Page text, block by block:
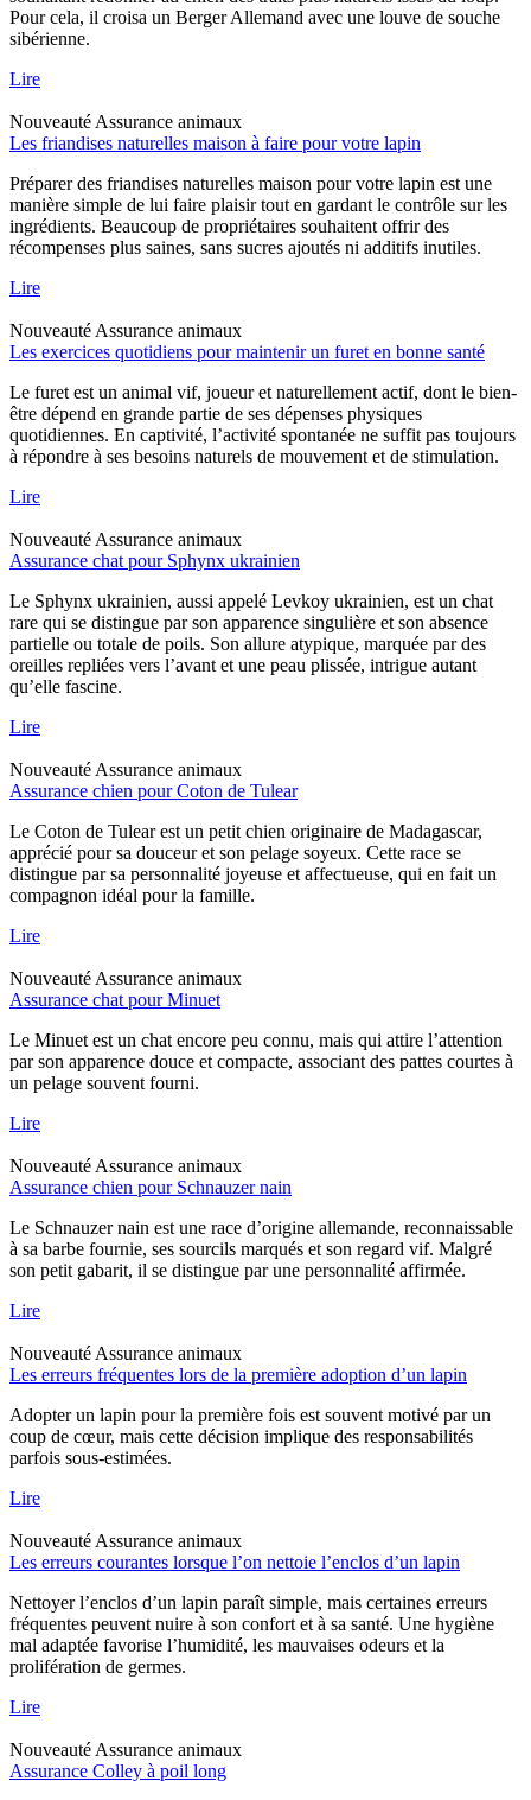
Pour cela, il croisa un Berger Allemand avec une louve de souche
sibérienne.
Lire
Nouveauté Assurance animaux
Les friandises naturelles maison à faire pour votre lapin
Préparer des friandises naturelles maison pour votre lapin est une
manière simple de lui faire plaisir tout en gardant le contrôle sur les
ingrédients. Beaucoup de propriétaires souhaitent offrir des
récompenses plus saines, sans sucres ajoutés ni additifs inutiles.
Lire
Nouveauté Assurance animaux
Les exercices quotidiens pour maintenir un furet en bonne santé
Le furet est un animal vif, joueur et naturellement actif, dont le bien-
être dépend en grande partie de ses dépenses physiques
quotidiennes. En captivité, l’activité spontanée ne suffit pas toujours
à répondre à ses besoins naturels de mouvement et de stimulation.
Lire
Nouveauté Assurance animaux
Assurance chat pour Sphynx ukrainien
Le Sphynx ukrainien, aussi appelé Levkoy ukrainien, est un chat
rare qui se distingue par son apparence singulière et son absence
partielle ou totale de poils. Son allure atypique, marquée par des
oreilles repliées vers l’avant et une peau plissée, intrigue autant
qu’elle fascine.
Lire
Nouveauté Assurance animaux
Assurance chien pour Coton de Tulear
Le Coton de Tulear est un petit chien originaire de Madagascar,
apprécié pour sa douceur et son pelage soyeux. Cette race se
distingue par sa personnalité joyeuse et affectueuse, qui en fait un
compagnon idéal pour la famille.
Lire
Nouveauté Assurance animaux
Assurance chat pour Minuet
Le Minuet est un chat encore peu connu, mais qui attire l’attention
par son apparence douce et compacte, associant des pattes courtes à
un pelage souvent fourni.
Lire
Nouveauté Assurance animaux
Assurance chien pour Schnauzer nain
Le Schnauzer nain est une race d’origine allemande, reconnaissable
à sa barbe fournie, ses sourcils marqués et son regard vif. Malgré
son petit gabarit, il se distingue par une personnalité affirmée.
Lire
Nouveauté Assurance animaux
Les erreurs fréquentes lors de la première adoption d’un lapin
Adopter un lapin pour la première fois est souvent motivé par un
coup de cœur, mais cette décision implique des responsabilités
parfois sous-estimées.
Lire
Nouveauté Assurance animaux
Les erreurs courantes lorsque l’on nettoie l’enclos d’un lapin
Nettoyer l’enclos d’un lapin paraît simple, mais certaines erreurs
fréquentes peuvent nuire à son confort et à sa santé. Une hygiène
mal adaptée favorise l’humidité, les mauvaises odeurs et la
prolifération de germes.
Lire
Nouveauté Assurance animaux
Assurance Colley à poil long